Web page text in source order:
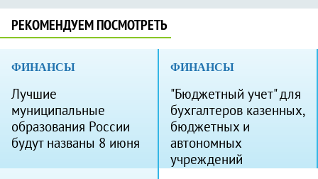
РЕКОМЕНДУЕМ ПОСМОТРЕТЬ
ФИНАНСЫ
Лучшие
муниципальные
образования России
будут названы 8 июня
ФИНАНСЫ
"Бюджетный учет" для
бухгалтеров казенных,
бюджетных и
автономных
учреждений